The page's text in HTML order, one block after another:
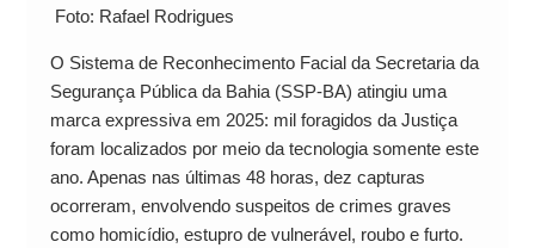
Foto: Rafael Rodrigues
O Sistema de Reconhecimento Facial da Secretaria da
Segurança Pública da Bahia (SSP-BA) atingiu uma
marca expressiva em 2025: mil foragidos da Justiça
foram localizados por meio da tecnologia somente este
ano. Apenas nas últimas 48 horas, dez capturas
ocorreram, envolvendo suspeitos de crimes graves
como homicídio, estupro de vulnerável, roubo e furto.